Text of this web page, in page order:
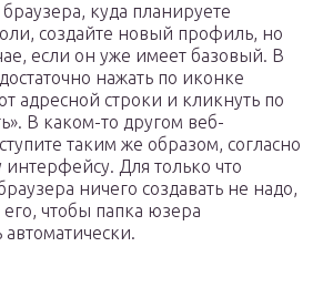
куда планируете
создайте новый профиль, но
если он уже имеет базовый. В
нажать по иконке
адресной строки и кликнуть по
В каком-то другом веб-
таким же образом, согласно
Для только что
ничего создавать не надо,
его, чтобы папка юзера